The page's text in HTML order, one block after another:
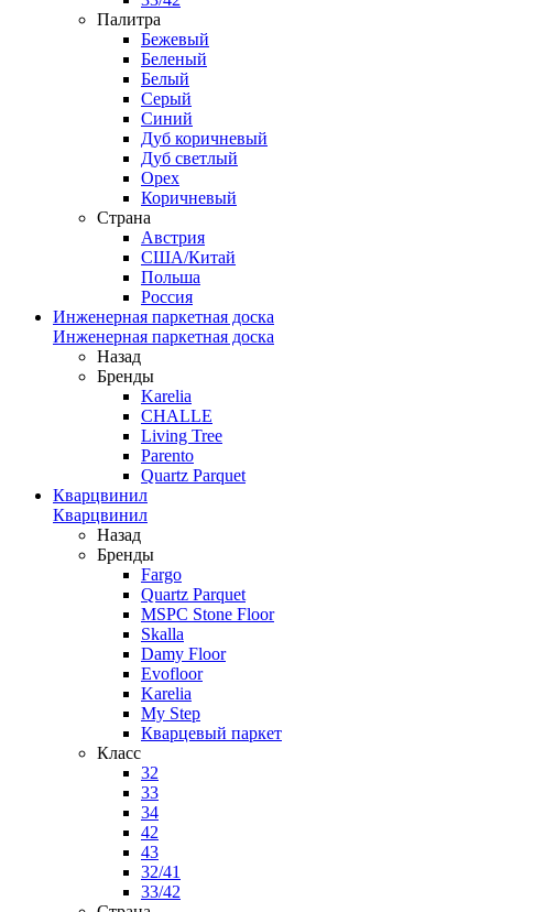
Палитра
Бежевый
Беленый
Белый
Серый
Синий
Дуб коричневый
Дуб светлый
Орех
Коричневый
Страна
Австрия
США/Китай
Польша
Россия
Инженерная паркетная доска
Инженерная паркетная доска
Назад
Бренды
Karelia
CHALLE
Living Tree
Parento
Quartz Parquet
Кварцвинил
Кварцвинил
Назад
Бренды
Fargo
Quartz Parquet
MSPC Stone Floor
Skalla
Damy Floor
Evofloor
Karelia
My Step
Кварцевый паркет
Класс
32
33
34
42
43
32/41
33/42